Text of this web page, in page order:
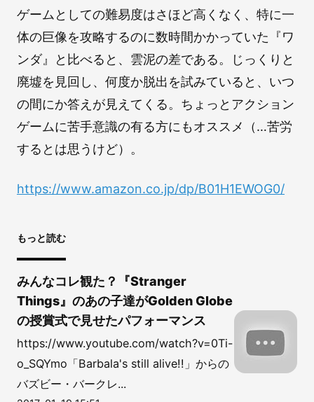
ゲームとしての難易度はさほど高くなく、特に一
体の巨像を攻略するのに数時間かかっていた『ワ
ンダ』と比べると、雲泥の差である。じっくりと
廃墟を見回し、何度か脱出を試みていると、いつ
の間にか答えが見えてくる。ちょっとアクション
ゲームに苦手意識の有る方にもオススメ（…苦労
するとは思うけど）。
https://www.amazon.co.jp/dp/B01H1EWOG0/
もっと読む
みんなコレ観た？『Stranger
Things』のあの子達がGolden Globe
の授賞式で見せたパフォーマンス
https://www.youtube.com/watch?v=0Ti-
o_SQYmo「Barbala's still alive!!」からの
バズビー・バークレ...